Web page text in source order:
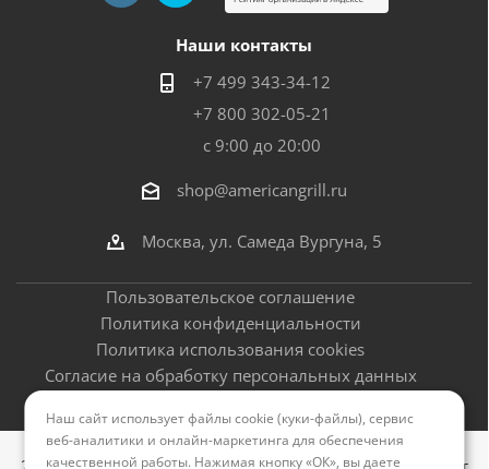
Наши контакты
+7 499 343-34-12
+7 800 302-05-21
с 9:00 до 20:00
shop@americangrill.ru
Москва, ул. Самеда Вургуна, 5
Пользовательское соглашение
Политика конфиденциальности
Политика использования cookies
Согласие на обработку персональных данных
Наш сайт использует файлы cookie (куки-файлы), сервис
веб-аналитики и онлайн-маркетинга для обеспечения
качественной работы. Нажимая кнопку «ОК», вы даете